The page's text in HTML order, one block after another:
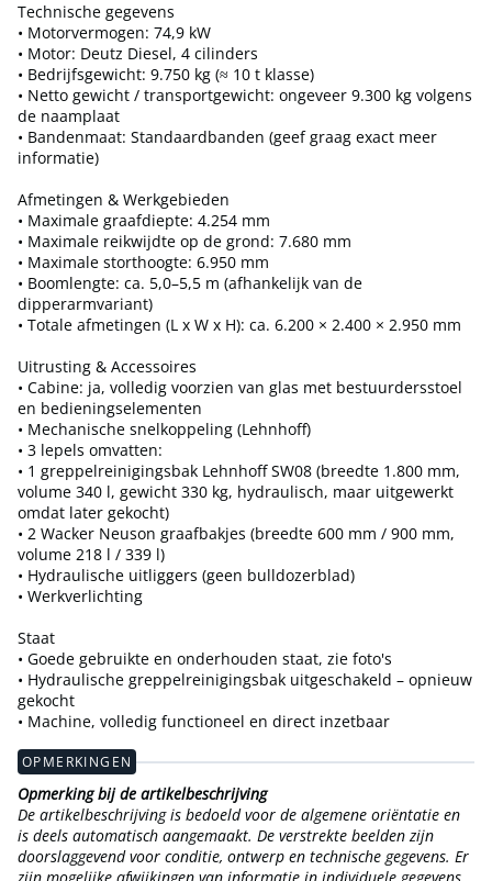
Technische gegevens
• Motorvermogen: 74,9 kW
• Motor: Deutz Diesel, 4 cilinders
• Bedrijfsgewicht: 9.750 kg (≈ 10 t klasse)
• Netto gewicht / transportgewicht: ongeveer 9.300 kg volgens
de naamplaat
• Bandenmaat: Standaardbanden (geef graag exact meer
informatie)
Afmetingen & Werkgebieden
• Maximale graafdiepte: 4.254 mm
• Maximale reikwijdte op de grond: 7.680 mm
• Maximale storthoogte: 6.950 mm
• Boomlengte: ca. 5,0–5,5 m (afhankelijk van de
dipperarmvariant)
• Totale afmetingen (L x W x H): ca. 6.200 × 2.400 × 2.950 mm
Uitrusting & Accessoires
• Cabine: ja, volledig voorzien van glas met bestuurdersstoel
en bedieningselementen
• Mechanische snelkoppeling (Lehnhoff)
• 3 lepels omvatten:
• 1 greppelreinigingsbak Lehnhoff SW08 (breedte 1.800 mm,
volume 340 l, gewicht 330 kg, hydraulisch, maar uitgewerkt
omdat later gekocht)
• 2 Wacker Neuson graafbakjes (breedte 600 mm / 900 mm,
volume 218 l / 339 l)
• Hydraulische uitliggers (geen bulldozerblad)
• Werkverlichting
Staat
• Goede gebruikte en onderhouden staat, zie foto's
• Hydraulische greppelreinigingsbak uitgeschakeld – opnieuw
gekocht
• Machine, volledig functioneel en direct inzetbaar
OPMERKINGEN
Opmerking bij de artikelbeschrijving
De artikelbeschrijving is bedoeld voor de algemene oriëntatie en
is deels automatisch aangemaakt. De verstrekte beelden zijn
doorslaggevend voor conditie, ontwerp en technische gegevens. Er